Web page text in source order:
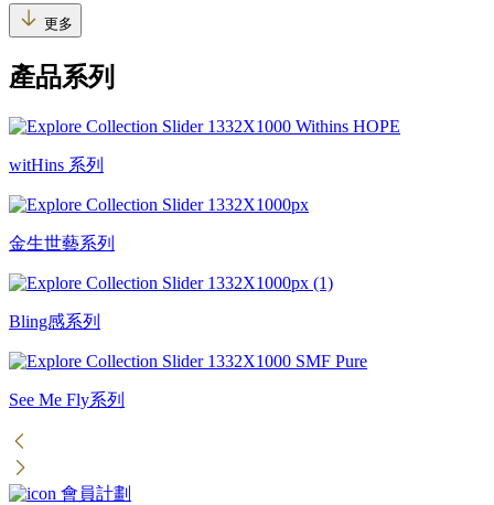
更多
產品系列
witHins 系列
金生世藝系列
Bling感系列
See Me Fly系列
會員計劃